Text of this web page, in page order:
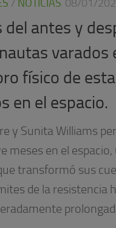
/ NOTICIAS 08/01/
del antes y
varados
físico de
en el espacio.
y Sunita Williams
meses en el espacio,
transformó sus
de la resistencia